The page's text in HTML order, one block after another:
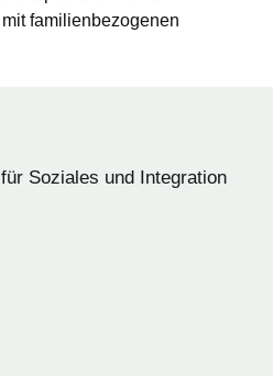
familienbezogenen
Soziales und Integration